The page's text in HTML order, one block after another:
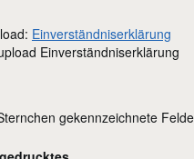
Einverständniserklärung
Einverständniserklärung
gekennzeichnete